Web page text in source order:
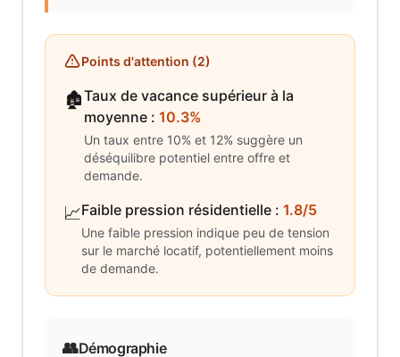
Points d'attention (2)
🏚️Taux de vacance supérieur à la
moyenne : 10.3%
Un taux entre 10% et 12% suggère un
déséquilibre potentiel entre offre et
demande.
📈Faible pression résidentielle : 1.8/5
Une faible pression indique peu de tension
sur le marché locatif, potentiellement moins
de demande.
👥Démographie